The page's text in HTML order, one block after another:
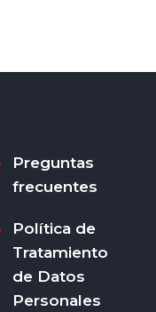
Preguntas
frecuentes
Política de
Tratamiento
de Datos
Personales